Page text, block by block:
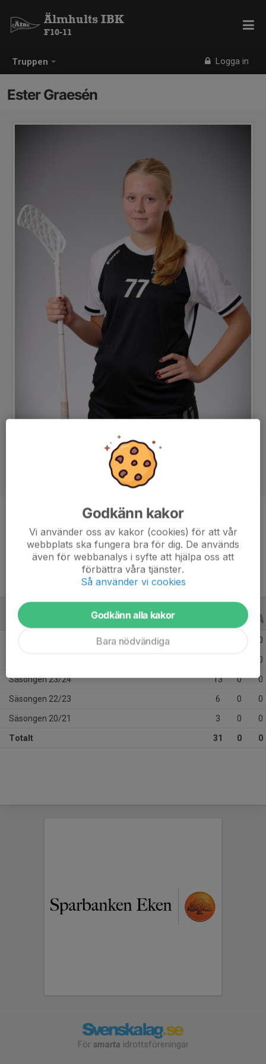
Truppen Logga in
Älmhults IBK
F10-11
Ester Graesén
-
Ålder
16 år
ALLA SERIER ALLA ÅR
0
0
Säsongen 23/24 13 0 0
Säsongen 22/23 6 0 0
Säsongen 20/21 3 0 0
Totalt 31 0 0
För smarta idrottsföreningar
Godkänn kakor
Vi använder oss av kakor (cookies) för att vår
webbplats ska fungera bra för dig. De används
även för webbanalys i syfte att hjälpa oss att
förbättra våra tjänster.
Så använder vi cookies
Godkänn alla kakor
Bara nödvändiga